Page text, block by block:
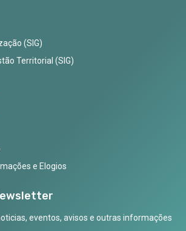
(SIG)
Territorial (SIG)
e Elogios
eventos, avisos e outras informações